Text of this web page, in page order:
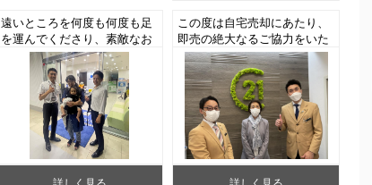
遠いところを何度も何度も足
を運んでくださり、素敵なお
家を見つけることができまし
た。（町田市N様 新築戸建
てご成約）
この度は自宅売却にあたり、
即売の絶大なるご協力をいた
だきありがとうございまし
た。（鎌倉市U様 中古マン
ションご売却）